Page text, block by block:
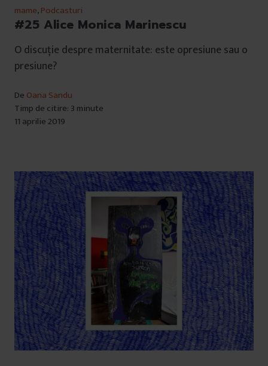
mame,Podcasturi
#25 Alice Monica Marinescu
O discuție despre maternitate: este opresiune sau o
presiune?
De Oana Sandu
Timp de citire: 3 minute
11 aprilie 2019